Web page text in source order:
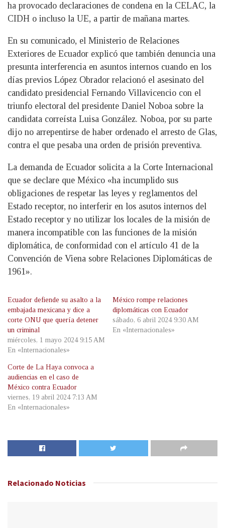
ha provocado declaraciones de condena en la CELAC, la
CIDH o incluso la UE, a partir de mañana martes.
En su comunicado, el Ministerio de Relaciones
Exteriores de Ecuador explicó que también denuncia una
presunta interferencia en asuntos internos cuando en los
días previos López Obrador relacionó el asesinato del
candidato presidencial Fernando Villavicencio con el
triunfo electoral del presidente Daniel Noboa sobre la
candidata correísta Luisa González. Noboa, por su parte
dijo no arrepentirse de haber ordenado el arresto de Glas,
contra el que pesaba una orden de prisión preventiva.
La demanda de Ecuador solicita a la Corte Internacional
que se declare que México «ha incumplido sus
obligaciones de respetar las leyes y reglamentos del
Estado receptor, no interferir en los asutos internos del
Estado receptor y no utilizar los locales de la misión de
manera incompatible con las funciones de la misión
diplomática, de conformidad con el artículo 41 de la
Convención de Viena sobre Relaciones Diplomáticas de
1961».
Ecuador defiende su asalto a la
embajada mexicana y dice a
corte ONU que quería detener
un criminal
miércoles, 1 mayo 2024 9:15 AM
En «Internacionales»
México rompe relaciones
diplomáticas con Ecuador
sábado, 6 abril 2024 9:30 AM
En «Internacionales»
Corte de La Haya convoca a
audiencias en el caso de
México contra Ecuador
viernes, 19 abril 2024 7:13 AM
En «Internacionales»
Relacionado Noticias